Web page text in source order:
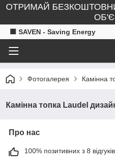
ОТРИМАЙ
🟧 SAVEN - Saving Energy
Фотогалерея Камінна
Камінна топка Laudel
Про нас
100% позитивних з 8